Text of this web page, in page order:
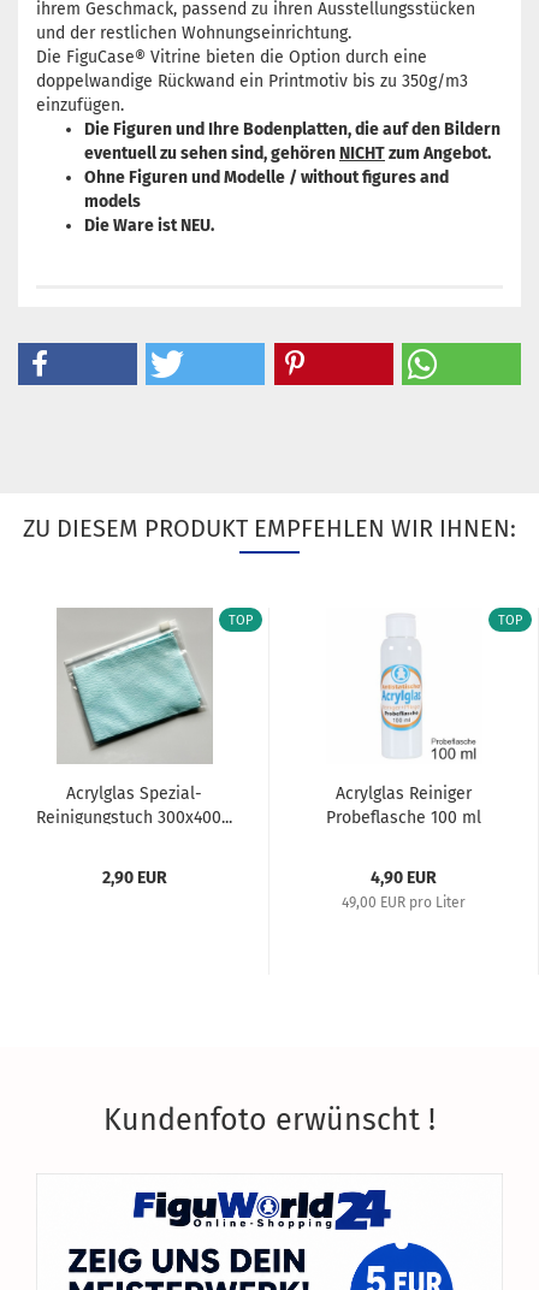
ihrem Geschmack, passend zu ihren Ausstellungsstücken
und der restlichen Wohnungseinrichtung.
Die FiguCase® Vitrine bieten die Option durch eine
doppelwandige Rückwand ein Printmotiv bis zu 350g/m3
einzufügen.
Die Figuren und Ihre Bodenplatten, die auf den Bildern
eventuell zu sehen sind, gehören NICHTzum Angebot.
Ohne Figuren und Modelle / without figures and
models
Die Ware ist NEU.
ZU DIESEM PRODUKT EMPFEHLEN WIR IHNEN:
TOP
Acrylglas Spezial-
Reinigungstuch 300x400...
2,90 EUR
TOP
Acrylglas Reiniger
Probeflasche 100 ml
4,90 EUR
49,00 EUR pro Liter
Kundenfoto erwünscht !